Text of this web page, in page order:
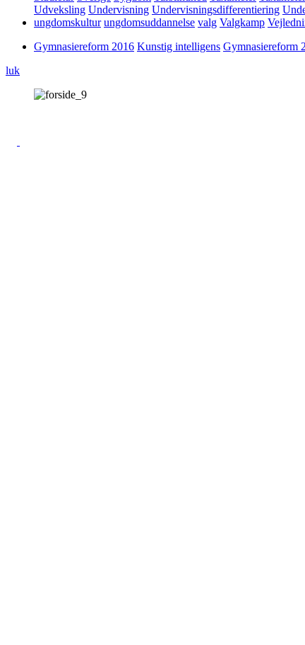
Udveksling Undervisning Undervisningsdifferentiering
ungdomskultur ungdomsuddannelse valg Valgkamp
Gymnasiereform 2016 Kunstig intelligens Gymnasiereform
luk